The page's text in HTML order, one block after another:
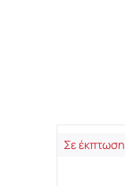
Σε έκπτωση